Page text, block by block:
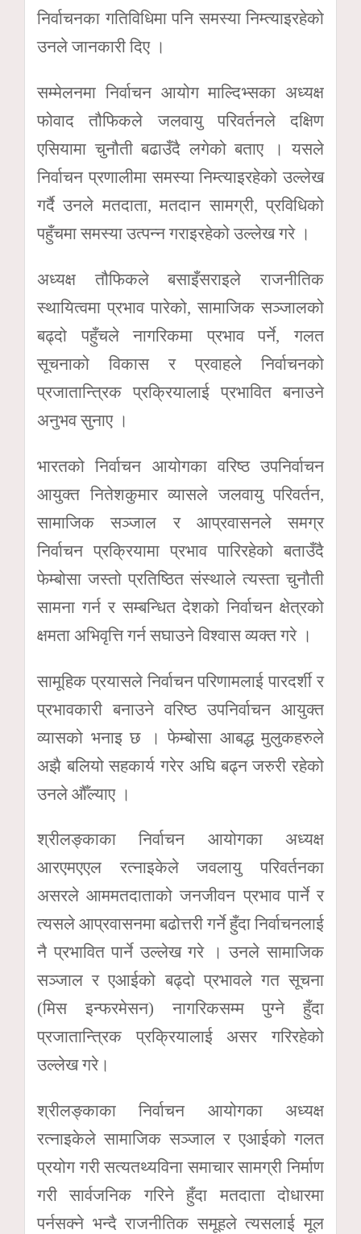
निर्वाचनका गतिविधिमा पनि समस्या निम्त्याइरहेको
उनले जानकारी दिए ।
सम्मेलनमा निर्वाचन आयोग माल्दिभ्सका अध्यक्ष
फोवाद तौफिकले जलवायु परिवर्तनले दक्षिण
एसियामा चुनौती बढाउँदै लगेको बताए । यसले
निर्वाचन प्रणालीमा समस्या निम्त्याइरहेको उल्लेख
गर्दै उनले मतदाता, मतदान सामग्री, प्रविधिको
पहुँचमा समस्या उत्पन्न गराइरहेको उल्लेख गरे ।
अध्यक्ष तौफिकले बसाइँसराइले राजनीतिक
स्थायित्वमा प्रभाव पारेको, सामाजिक सञ्जालको
बढ्दो पहुँचले नागरिकमा प्रभाव पर्ने, गलत
सूचनाको विकास र प्रवाहले निर्वाचनको
प्रजातान्त्रिक प्रक्रियालाई प्रभावित बनाउने
अनुभव सुनाए ।
भारतको निर्वाचन आयोगका वरिष्ठ उपनिर्वाचन
आयुक्त नितेशकुमार व्यासले जलवायु परिवर्तन,
सामाजिक सञ्जाल र आप्रवासनले समग्र
निर्वाचन प्रक्रियामा प्रभाव पारिरहेको बताउँदै
फेम्बोसा जस्तो प्रतिष्ठित संस्थाले त्यस्ता चुनौती
सामना गर्न र सम्बन्धित देशको निर्वाचन क्षेत्रको
क्षमता अभिवृत्ति गर्न सघाउने विश्वास व्यक्त गरे ।
सामूहिक प्रयासले निर्वाचन परिणामलाई पारदर्शी र
प्रभावकारी बनाउने वरिष्ठ उपनिर्वाचन आयुक्त
व्यासको भनाइ छ । फेम्बोसा आबद्ध मुलुकहरुले
अझै बलियो सहकार्य गरेर अघि बढ्न जरुरी रहेको
उनले औँल्याए ।
श्रीलङ्काका निर्वाचन आयोगका अध्यक्ष
आरएमएएल रत्नाइकेले जवलायु परिवर्तनका
असरले आममतदाताको जनजीवन प्रभाव पार्ने र
त्यसले आप्रवासनमा बढोत्तरी गर्ने हुँदा निर्वाचनलाई
नै प्रभावित पार्ने उल्लेख गरे । उनले सामाजिक
सञ्जाल र एआईको बढ्दो प्रभावले गत सूचना
(मिस इन्फरमेसन) नागरिकसम्म पुग्ने हुँदा
प्रजातान्त्रिक प्रक्रियालाई असर गरिरहेको
उल्लेख गरे।
श्रीलङ्काका निर्वाचन आयोगका अध्यक्ष
रत्नाइकेले सामाजिक सञ्जाल र एआईको गलत
प्रयोग गरी सत्यतथ्यविना समाचार सामग्री निर्माण
गरी सार्वजनिक गरिने हुँदा मतदाता दोधारमा
पर्नसक्ने भन्दै राजनीतिक समूहले त्यसलाई मूल